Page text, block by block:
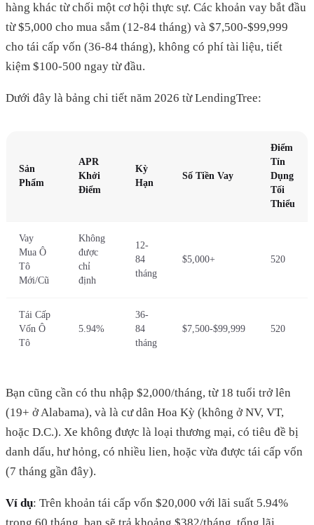
hàng khác từ chối một cơ hội thực sự. Các khoản vay bắt đầu
từ $5,000 cho mua sắm (12-84 tháng) và $7,500-$99,999
cho tái cấp vốn (36-84 tháng), không có phí tài liệu, tiết
kiệm $100-500 ngay từ đầu.
Dưới đây là bảng chi tiết năm 2026 từ LendingTree:
Sản
Phẩm
APR
Khởi
Điểm
Kỳ
Hạn
Số Tiền Vay
Điểm
Tín
Dụng
Tối
Thiểu
Vay
Mua Ô
Tô
Mới/Cũ
Không
được
chỉ
định
12-
84
tháng
$5,000+ 520
Tái Cấp
Vốn Ô
Tô
5.94%
36-
84
tháng
$7,500-$99,999 520
Bạn cũng cần có thu nhập $2,000/tháng, từ 18 tuổi trở lên
(19+ ở Alabama), và là cư dân Hoa Kỳ (không ở NV, VT,
hoặc D.C.). Xe không được là loại thương mại, có tiêu đề bị
danh dấu, hư hỏng, có nhiều lien, hoặc vừa được tái cấp vốn
(7 tháng gần đây).
Ví dụ: Trên khoản tái cấp vốn $20,000 với lãi suất 5.94%